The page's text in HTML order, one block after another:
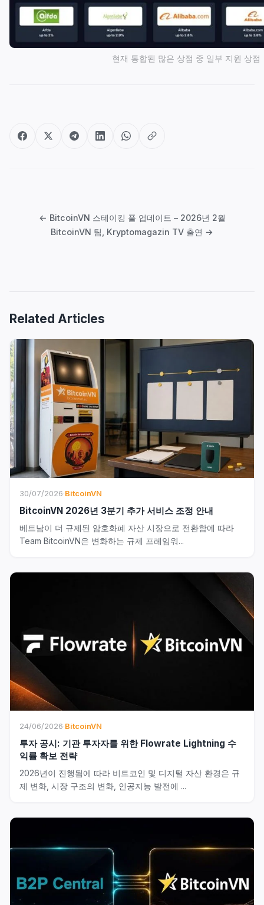
현재 통합된 많은 상점 중 일부 지원 상점
← BitcoinVN 스테이킹 풀 업데이트 – 2026년 2월
BitcoinVN 팀, Kryptomagazin TV 출연 →
Related Articles
30/07/2026·BitcoinVN
BitcoinVN 2026년 3분기 추가 서비스 조정 안내
베트남이 더 규제된 암호화폐 자산 시장으로 전환함에 따라
Team BitcoinVN은 변화하는 규제 프레임워...
24/06/2026·BitcoinVN
투자 공시: 기관 투자자를 위한 Flowrate Lightning 수
익률 확보 전략
2026년이 진행됨에 따라 비트코인 및 디지털 자산 환경은 규
제 변화, 시장 구조의 변화, 인공지능 발전에 ...